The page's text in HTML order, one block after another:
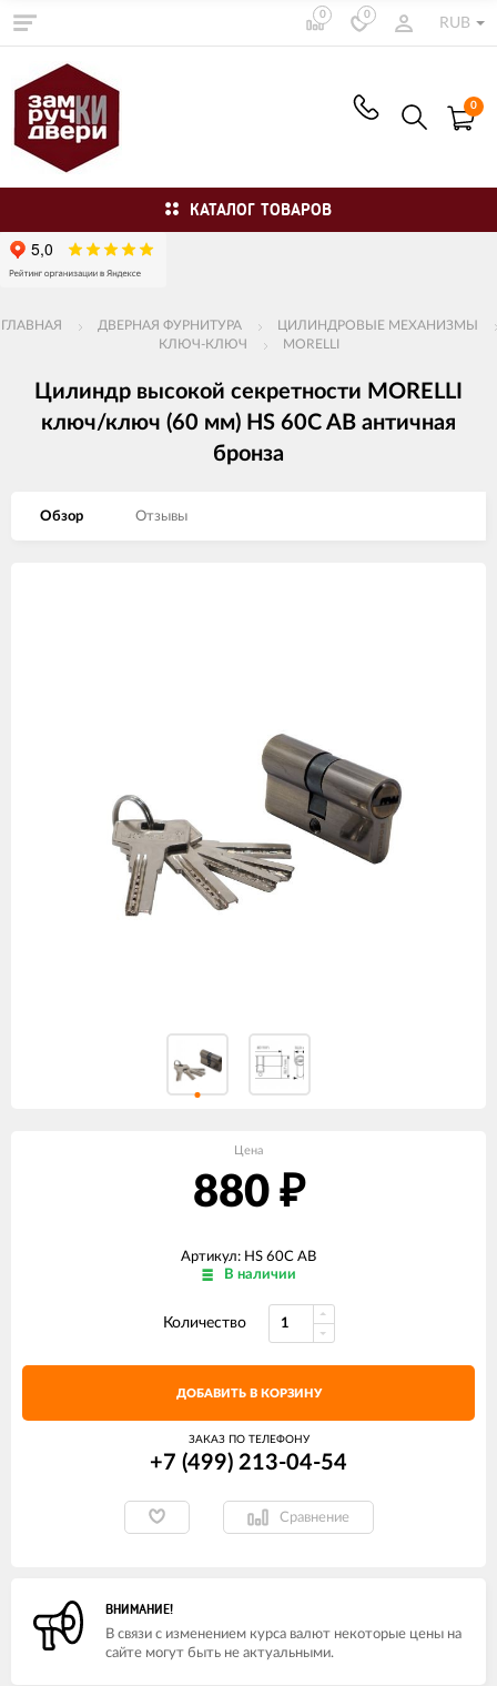
0 0
RUB
0
КАТАЛОГ ТОВАРОВ
ГЛАВНАЯ ДВЕРНАЯ ФУРНИТУРА
ЦИЛИНДРОВЫЕ МЕХАНИЗМЫ
КЛЮЧ-КЛЮЧ
MORELLI
Цилиндр высокой секретности MORELLI
ключ/ключ (60 мм) HS 60C AB античная
бронза
Обзор Отзывы
Цена
880 ₽
Артикул: HS 60C AB
В наличии
Количество
ДОБАВИТЬ В КОРЗИНУ
ЗАКАЗ ПО ТЕЛЕФОНУ
+7 (499) 213-04-54​
Сравнение
ВНИМАНИЕ!
В связи с изменением курса валют некоторые цены на
сайте могут быть не актуальными.